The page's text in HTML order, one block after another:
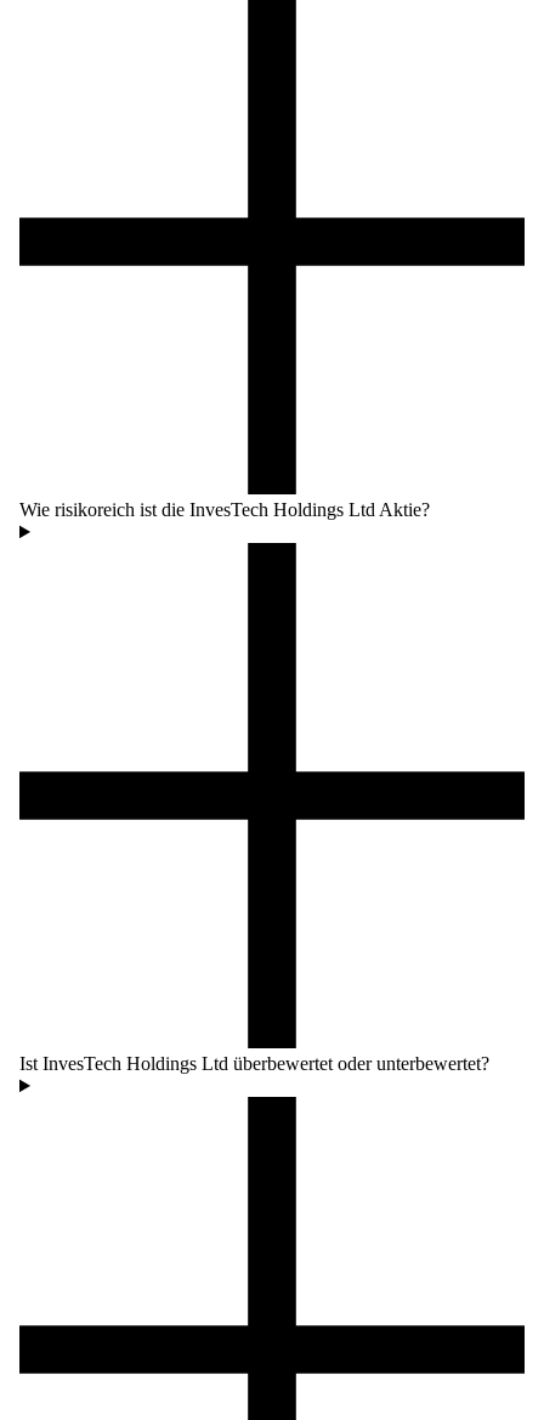
Wie risikoreich ist die InvesTech Holdings Ltd Aktie?
Ist InvesTech Holdings Ltd überbewertet oder unterbewertet?